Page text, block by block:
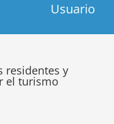
Usuario
residentes y
el turismo